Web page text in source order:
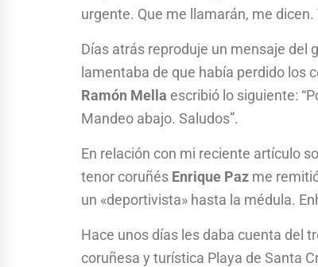
urgente. Que me llamarán, me dicen.
Días atrás reproduje un mensaje del
lamentaba de que había perdido los
Ramón Mella escribió lo siguiente:
Mandeo abajo. Saludos”.
En relación con mi reciente artículo
tenor coruñés Enrique Paz me
un «deportivista» hasta la médula.
Hace unos días les daba cuenta del
coruñesa y turística Playa de Santa